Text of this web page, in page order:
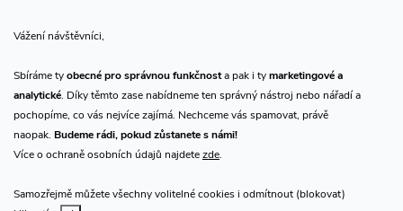
Vážení návštěvníci,
Sbíráme tyobecné pro správnou funkčnosta pak i tymarketingové a
analytické. Díky těmto zase nabídneme ten správný nástroj nebo nářadí a
pochopíme, co vás nejvíce zajímá. Nechceme vás spamovat, právě
naopak. Budeme rádi, pokud zůstanete s námi!
Více o ochraně osobních údajů najdetezde.
Samozřejmě můžete všechny volitelné cookies i odmítnout (blokovat)
Přijímáme online platby